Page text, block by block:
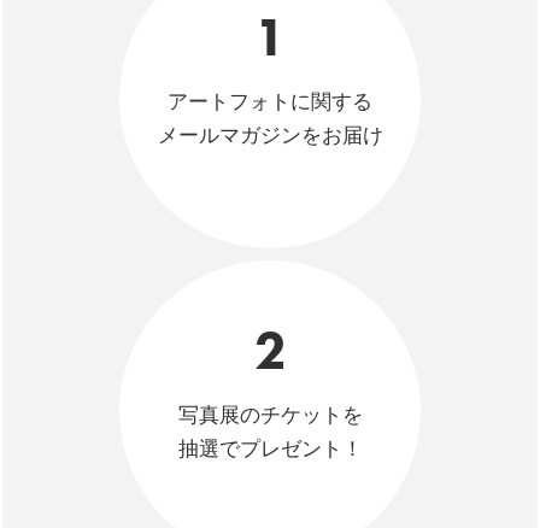
1
アートフォトに関する
メールマガジンをお届け
2
写真展のチケットを
抽選でプレゼント！